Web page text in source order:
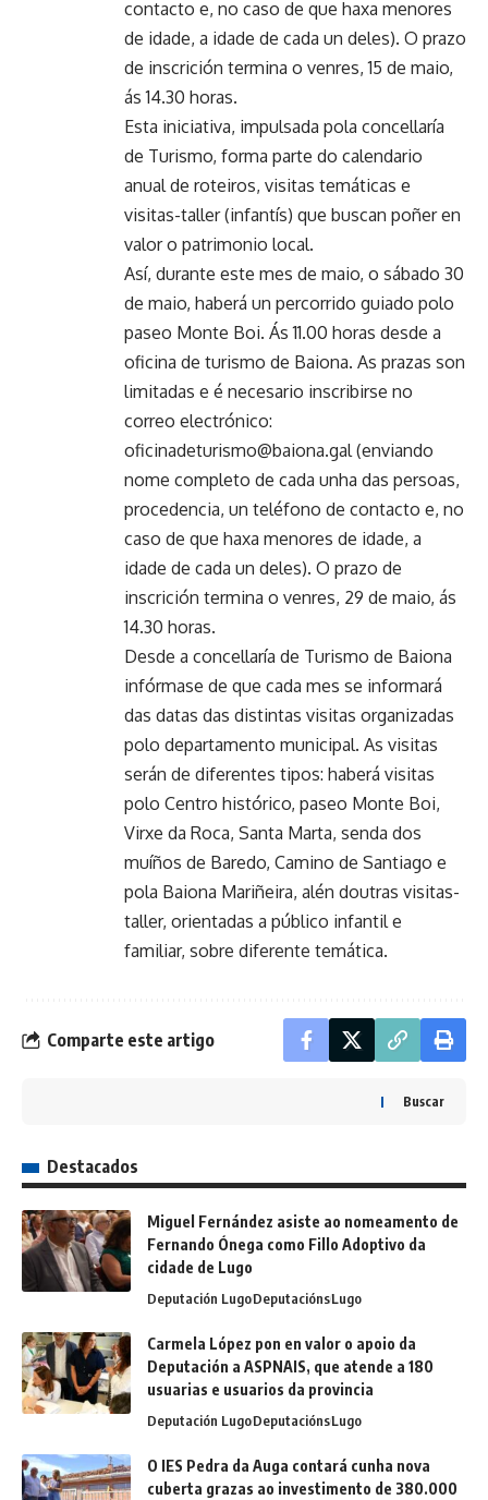
contacto e, no caso de que haxa menores
de idade, a idade de cada un deles). O prazo
de inscrición termina o venres, 15 de maio,
ás 14.30 horas.
Esta iniciativa, impulsada pola concellaría
de Turismo, forma parte do calendario
anual de roteiros, visitas temáticas e
visitas-taller (infantís) que buscan poñer en
valor o patrimonio local.
Así, durante este mes de maio, o sábado 30
de maio, haberá un percorrido guiado polo
paseo Monte Boi. Ás 11.00 horas desde a
oficina de turismo de Baiona. As prazas son
limitadas e é necesario inscribirse no
correo electrónico:
oficinadeturismo@baiona.gal (enviando
nome completo de cada unha das persoas,
procedencia, un teléfono de contacto e, no
caso de que haxa menores de idade, a
idade de cada un deles). O prazo de
inscrición termina o venres, 29 de maio, ás
14.30 horas.
Desde a concellaría de Turismo de Baiona
infórmase de que cada mes se informará
das datas das distintas visitas organizadas
polo departamento municipal. As visitas
serán de diferentes tipos: haberá visitas
polo Centro histórico, paseo Monte Boi,
Virxe da Roca, Santa Marta, senda dos
muíños de Baredo, Camino de Santiago e
pola Baiona Mariñeira, alén doutras visitas-
taller, orientadas a público infantil e
familiar, sobre diferente temática.
Comparte este artigo
Buscar
Destacados
Miguel Fernández asiste ao nomeamento de
Fernando Ónega como Fillo Adoptivo da
cidade de Lugo
Deputación LugoDeputaciónsLugo
Carmela López pon en valor o apoio da
Deputación a ASPNAIS, que atende a 180
usuarias e usuarios da provincia
Deputación LugoDeputaciónsLugo
O IES Pedra da Auga contará cunha nova
cuberta grazas ao investimento de 380.000